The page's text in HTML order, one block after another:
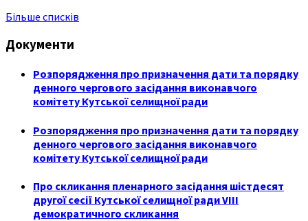
Більше списків
Документи
Розпорядження про призначення дати та порядку
денного чергового засідання виконавчого
комітету Кутської селищної ради
Розпорядження про призначення дати та порядку
денного чергового засідання виконавчого
комітету Кутської селищної ради
Про скликання пленарного засідання шістдесят
другої сесії Кутської селищної ради VIII
демократичного скликання